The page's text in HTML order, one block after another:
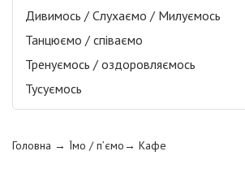
Дивимось / Слухаємо / Милуємось
Танцюємо / співаємо
Тренуємось / оздоровляємось
Тусуємось
Головна → Їмо / п’ємо→ Кафе